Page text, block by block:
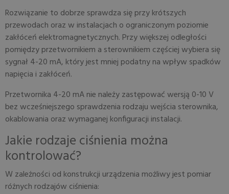
Rozwiązanie to dobrze sprawdza się przy krótszych
przewodach oraz w instalacjach o ograniczonym poziomie
zakłóceń elektromagnetycznych. Przy większej odległości
pomiędzy przetwornikiem a sterownikiem częściej wybiera się
sygnał 4-20 mA, który jest mniej podatny na wpływ spadków
napięcia i zakłóceń.
Przetwornika 4-20 mA nie należy zastępować wersją 0-10 V
bez wcześniejszego sprawdzenia rodzaju wejścia sterownika,
okablowania oraz wymaganej konfiguracji instalacji.
Jakie rodzaje ciśnienia można
kontrolować?
W zależności od konstrukcji urządzenia możliwy jest pomiar
różnych rodzajów ciśnienia: